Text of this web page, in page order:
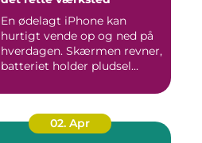
En ødelagt iPhone kan
hurtigt vende op og ned på
hverdagen. Skærmen revner,
batteriet holder pludsel...
02. Apr